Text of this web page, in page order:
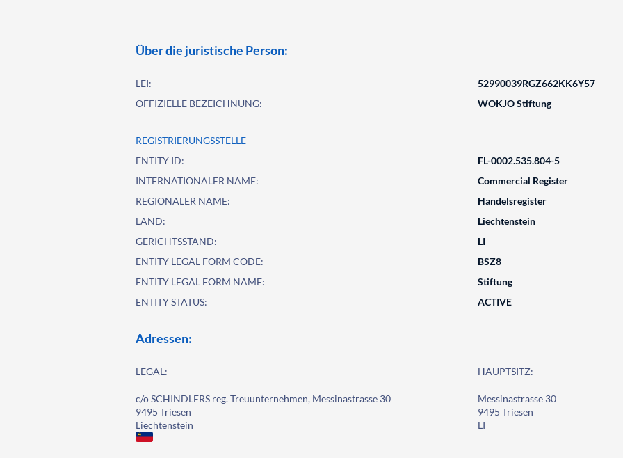
Über die juristische Person:
LEI:
52990039RGZ662KK6Y57
OFFIZIELLE BEZEICHNUNG:
WOKJO Stiftung
REGISTRIERUNGSSTELLE
ENTITY ID:
FL-0002.535.804-5
INTERNATIONALER NAME:
Commercial Register
REGIONALER NAME:
Handelsregister
LAND:
Liechtenstein
GERICHTSSTAND:
LI
ENTITY LEGAL FORM CODE:
BSZ8
ENTITY LEGAL FORM NAME:
Stiftung
ENTITY STATUS:
ACTIVE
Adressen:
LEGAL:
c/o SCHINDLERS reg. Treuunternehmen, Messinastrasse 30
9495 Triesen
Liechtenstein
HAUPTSITZ:
Messinastrasse 30
9495 Triesen
LI